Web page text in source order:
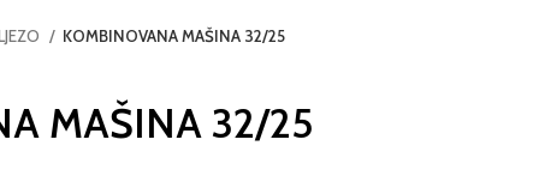
KOMBINOVANA MAŠINA 32/25
MAŠINA 32/25